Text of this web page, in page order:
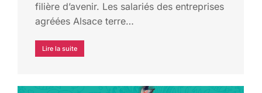
filière d’avenir. Les salariés des entreprises
agréées Alsace terre…
Lire la suite